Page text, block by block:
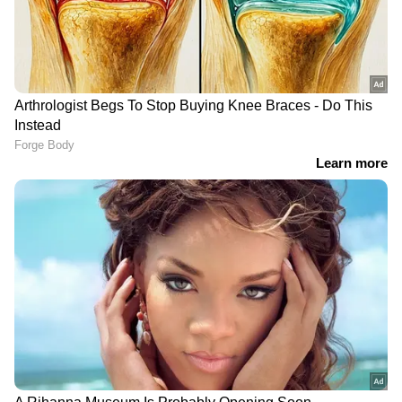
മൃഗസംരക്ഷണ പ്രവർത്തനങ്ങളിൽ ട്രാപ്പ്
ക്യാമറകൾക്ക് വലിയ പങ്കുണ്ട്. ഓരോ ഇനം
ജീവികളെയും മികച്ച രീതിയിൽ
DOWNLOAD APP